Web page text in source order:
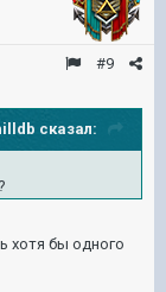
#9
сказал:
хотя бы одного